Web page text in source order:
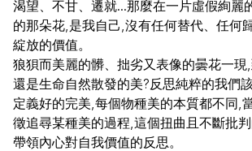
渴望、不甘、遷就...那麼在一片虛假絢麗
的那朵花,是我自己,沒有任何替代、任何
綻放的價值。
狼狽而美麗的髒、拙劣又表像的曇花一現
還是生命自然散發的美?反思純粹的我們
定義好的完美,每個物種美的本質都不同,
徵追尋某種美的過程,這個扭曲且不斷批
帶領內心對自我價值的反思。